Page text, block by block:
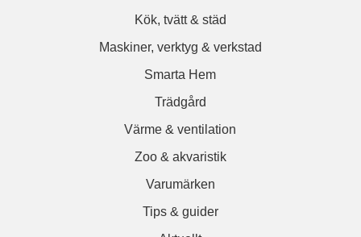
Kök, tvätt & städ
Maskiner, verktyg & verkstad
Smarta Hem
Trädgård
Värme & ventilation
Zoo & akvaristik
Varumärken
Tips & guider